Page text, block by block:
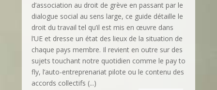
d’association au droit de grève en passant par le
dialogue social au sens large, ce guide détaille le
droit du travail tel qu’il est mis en œuvre dans
l’UE et dresse un état des lieux de la situation de
chaque pays membre. Il revient en outre sur des
sujets touchant notre quotidien comme le pay to
fly, l’auto-entreprenariat pilote ou le contenu des
accords collectifs (...)